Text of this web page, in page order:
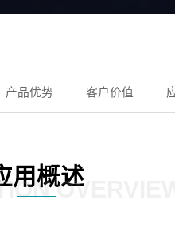
产品优势 客户价值
用概述OVERVIEW